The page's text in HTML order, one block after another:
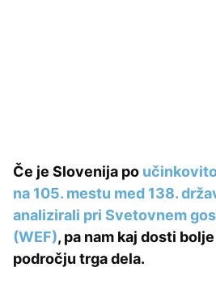
Če je Slovenija po
na 105. mestu med 138.
analizirali pri Svetovnem
(WEF), pa nam kaj dosti
področju trga dela.